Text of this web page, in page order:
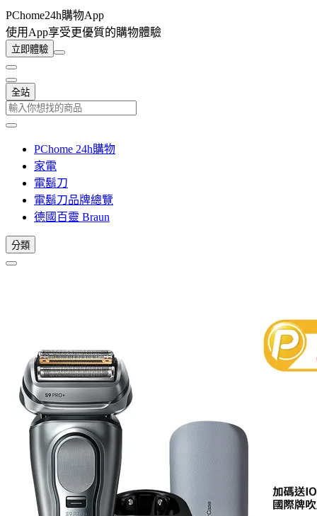
PChome24h購物App
使用App享受更優質的購物體驗
立即體驗
全站
PChome 24h購物
家電
電鬍刀
電鬍刀品牌總覽
德國百靈 Braun
分類